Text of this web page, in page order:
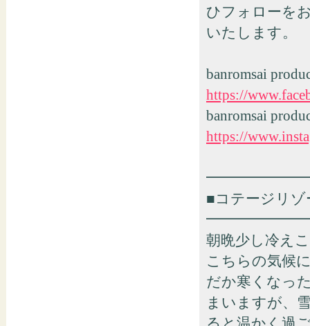
ひフォローを
いたします。
banromsai
https://
banromsai
https://
■コテージリゾ
朝晩少し冷え
こちらの気候
だか寒くなっ
まいますが、